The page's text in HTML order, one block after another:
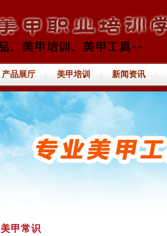
产品展厅 美甲培训 新闻资讯
美甲常识